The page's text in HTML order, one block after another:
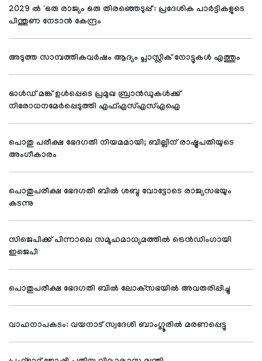
2029 ല്‍ 'ഒരു രാജ്യം ഒരു തിരഞ്ഞെടുപ്പ്': പ്രദേശിക പാര്‍ട്ടികളുടെ
പിന്തുണ നേടാന്‍ കേന്ദ്രം
അടുത്ത സാമ്പത്തികവര്‍ഷം ആദ്യം പ്ലാസ്റ്റിക് നോട്ടുകള്‍ എത്തും
ഓള്‍ഡ് മങ്ക് ഉള്‍പ്പെടെ പ്രമുഖ ബ്രാന്‍ഡുകള്‍ക്ക്
നിരോധനമേര്‍പ്പെടുത്തി എഫ്എസ്എസ്എഐ
പൊതു പരീക്ഷ ഭേദഗതി നിയമമായി; ബില്ലിന് രാഷ്ട്രപതിയുടെ
അംഗീകാരം
പൊതുപരീക്ഷ ഭേദഗതി ബില്‍ ശബ്ദ വോട്ടോടെ രാജ്യസഭയും
കടന്നു
സിജെപിക്ക് പിന്നാലെ സമൂഹമാധ്യമത്തില്‍ ട്രെന്‍ഡിംഗായി
ഇജെപി
പൊതുപരീക്ഷ ഭേദഗതി ബില്‍ ലോക്‌സഭയില്‍ അവതരിപ്പിച്ചു
വാഹനാപകടം: വയനാട് സ്വദേശി ബാംഗ്ലൂരില്‍ മരണപ്പെട്ടു